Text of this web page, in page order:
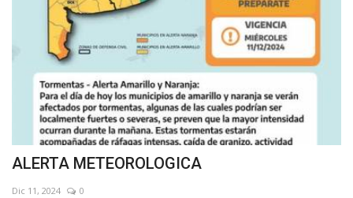
ALERTA METEOROLOGICA
Dic 11, 2024 0